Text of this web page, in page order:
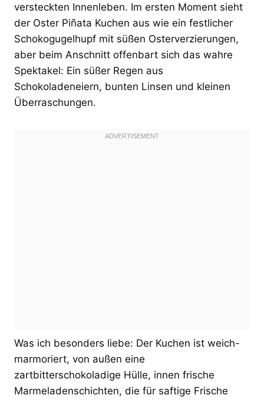
versteckten Innenleben. Im ersten Moment sieht
der Oster Piñata Kuchen aus wie ein festlicher
Schokogugelhupf mit süßen Osterverzierungen,
aber beim Anschnitt offenbart sich das wahre
Spektakel: Ein süßer Regen aus
Schokoladeneiern, bunten Linsen und kleinen
Überraschungen.
Was ich besonders liebe: Der Kuchen ist weich-
marmoriert, von außen eine
zartbitterschokoladige Hülle, innen frische
Marmeladenschichten, die für saftige Frische